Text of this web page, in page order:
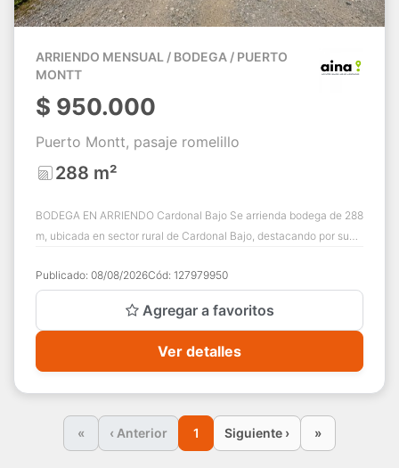
ARRIENDO MENSUAL / BODEGA / PUERTO
MONTT
$ 950.000
Puerto Montt, pasaje romelillo
288 m²
BODEGA EN ARRIENDO Cardonal Bajo Se arrienda bodega de 288
m, ubicada en sector rural de Cardonal Bajo, destacando por su
Publicado: 08/08/2026Cód: 127979950
Agregar a favoritos
Ver detalles
« ‹ Anterior 1 Siguiente › »